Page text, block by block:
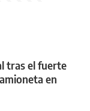
tras el fuerte
en